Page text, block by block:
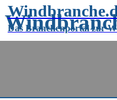
Das Branchenportal zur